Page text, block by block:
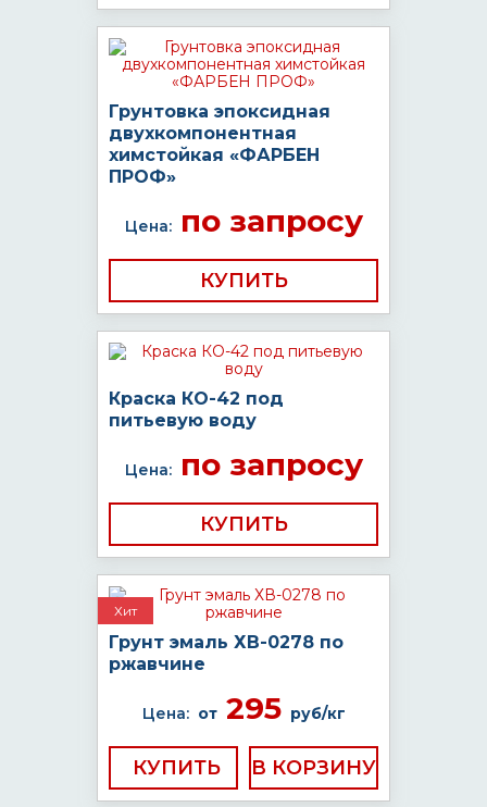
Грунтовка эпоксидная
двухкомпонентная
химстойкая «ФАРБЕН
ПРОФ»
Цена:по запросу
КУПИТЬ
Краска КО-42 под
питьевую воду
Цена:по запросу
КУПИТЬ
Хит
Грунт эмаль ХВ-0278 по
ржавчине
Цена: от295 руб/кг
КУПИТЬ